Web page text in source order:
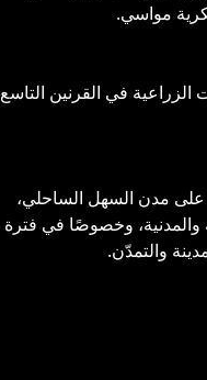
مواسي.
في القرنين التاسع
على مدن السهل الساحلي،
والمدنية، وخصوصًا في فترة